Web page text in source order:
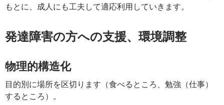
もとに、成人にも工夫して適応利用していきます。
発達障害の方への支援、環境調整
物理的構造化
目的別に場所を区切ります（食べるところ、勉強（仕事）
するところ）。